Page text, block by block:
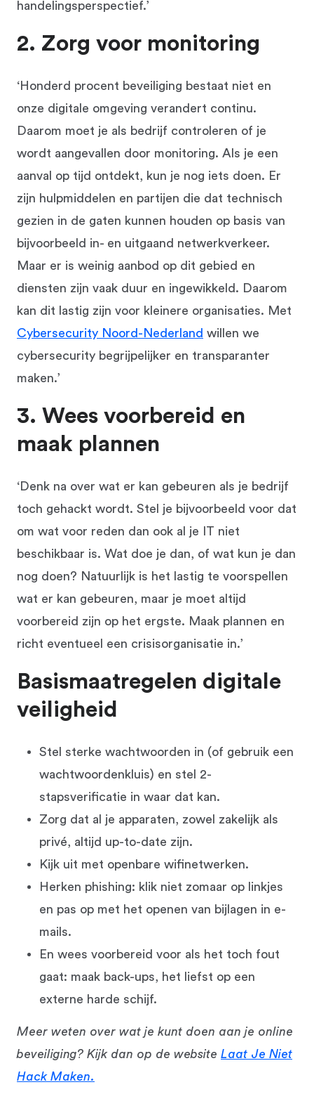
handelingsperspectief.’
2. Zorg voor monitoring
‘Honderd procent beveiliging bestaat niet en
onze digitale omgeving verandert continu.
Daarom moet je als bedrijf controleren of je
wordt aangevallen door monitoring. Als je een
aanval op tijd ontdekt, kun je nog iets doen. Er
zijn hulpmiddelen en partijen die dat technisch
gezien in de gaten kunnen houden op basis van
bijvoorbeeld in- en uitgaand netwerkverkeer.
Maar er is weinig aanbod op dit gebied en
diensten zijn vaak duur en ingewikkeld. Daarom
kan dit lastig zijn voor kleinere organisaties. Met
Cybersecurity Noord-Nederland willen we
cybersecurity begrijpelijker en transparanter
maken.’
3. Wees voorbereid en
maak plannen
‘Denk na over wat er kan gebeuren als je bedrijf
toch gehackt wordt. Stel je bijvoorbeeld voor dat
om wat voor reden dan ook al je IT niet
beschikbaar is. Wat doe je dan, of wat kun je dan
nog doen? Natuurlijk is het lastig te voorspellen
wat er kan gebeuren, maar je moet altijd
voorbereid zijn op het ergste. Maak plannen en
richt eventueel een crisisorganisatie in.’
Basismaatregelen digitale
veiligheid
Stel sterke wachtwoorden in (of gebruik een
wachtwoordenkluis) en stel 2-
stapsverificatie in waar dat kan.
Zorg dat al je apparaten, zowel zakelijk als
privé, altijd up-to-date zijn.
Kijk uit met openbare wifinetwerken.
Herken phishing: klik niet zomaar op linkjes
en pas op met het openen van bijlagen in e-
mails.
En wees voorbereid voor als het toch fout
gaat: maak back-ups, het liefst op een
externe harde schijf.
Meer weten over wat je kunt doen aan je online
beveiliging? Kijk dan op de website Laat Je Niet
Hack Maken.